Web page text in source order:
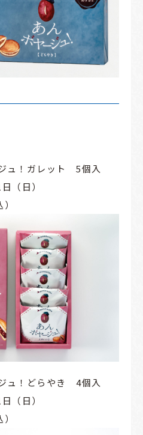
ュ！ガレット 5個入
（日）
ュ！どらやき 4個入
（日）